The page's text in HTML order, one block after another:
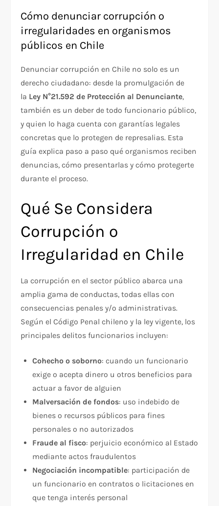
Cómo denunciar corrupción o
irregularidades en organismos
públicos en Chile
Denunciar corrupción en Chile no solo es un
derecho ciudadano: desde la promulgación de
la Ley N°21.592 de Protección al Denunciante,
también es un deber de todo funcionario público,
y quien lo haga cuenta con garantías legales
concretas que lo protegen de represalias. Esta
guía explica paso a paso qué organismos reciben
denuncias, cómo presentarlas y cómo protegerte
durante el proceso.
Qué Se Considera
Corrupción o
Irregularidad en Chile
La corrupción en el sector público abarca una
amplia gama de conductas, todas ellas con
consecuencias penales y/o administrativas.
Según el Código Penal chileno y la ley vigente, los
principales delitos funcionarios incluyen:
Cohecho o soborno: cuando un funcionario
exige o acepta dinero u otros beneficios para
actuar a favor de alguien
Malversación de fondos: uso indebido de
bienes o recursos públicos para fines
personales o no autorizados
Fraude al fisco: perjuicio económico al Estado
mediante actos fraudulentos
Negociación incompatible: participación de
un funcionario en contratos o licitaciones en
que tenga interés personal